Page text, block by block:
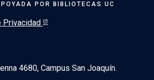
POR BIBLIOTECAS UC
Privacidad
4680, Campus San Joaquín.